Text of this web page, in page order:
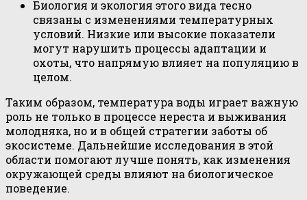
Биология и экология этого вида тесно
связаны с изменениями температурных
условий. Низкие или высокие показатели
могут нарушить процессы адаптации и
охоты, что напрямую влияет на популяцию в
целом.
Таким образом, температура воды играет важную
роль не только в процессе нереста и выживания
молодняка, но и в общей стратегии заботы об
экосистеме. Дальнейшие исследования в этой
области помогают лучше понять, как изменения
окружающей среды влияют на биологическое
поведение.